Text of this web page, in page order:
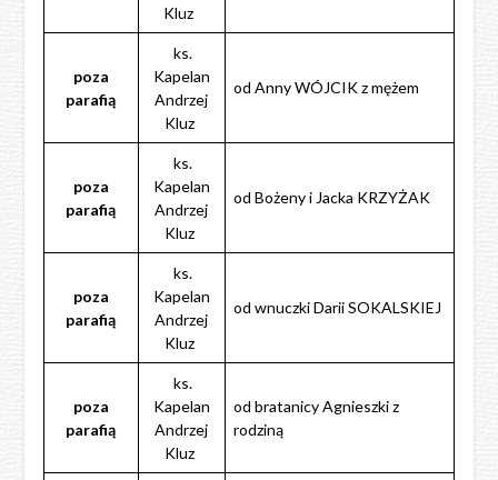
Kluz
poza
parafią
ks.
Kapelan
Andrzej
Kluz
od Anny WÓJCIK z mężem
poza
parafią
ks.
Kapelan
Andrzej
Kluz
od Bożeny i Jacka KRZYŻAK
poza
parafią
ks.
Kapelan
Andrzej
Kluz
od wnuczki Darii SOKALSKIEJ
poza
parafią
ks.
Kapelan
Andrzej
Kluz
od bratanicy Agnieszki z
rodziną